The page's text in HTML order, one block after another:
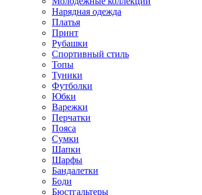
Нарядная одежда
Платья
Принт
Рубашки
Спортивный стиль
Топы
Туники
Футболки
Юбки
Варежки
Перчатки
Пояса
Сумки
Шапки
Шарфы
Бандалетки
Боди
Бюстгальтеры